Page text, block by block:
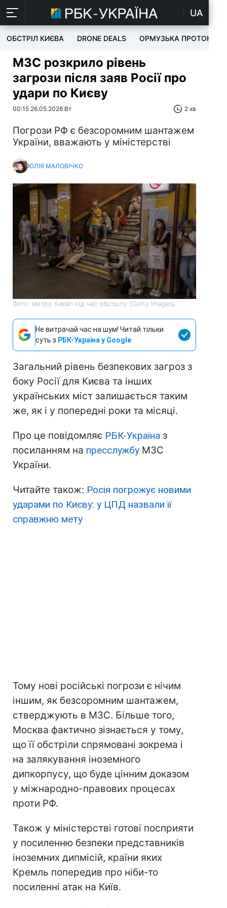
UA
ОБСТРІЛ КИЄВА DRONE DEALS ОРМУЗЬКА ПРОТОКА
МЗС розкрило рівень
загрози після заяв Росії про
удари по Києву
00:15 26.05.2026 Вт 2 хв
Погрози РФ є безсоромним шантажем
України, вважають у міністерстві
ЮЛІЯ МАЛОВІЧКО
Фото: метро Києвп під час обстрілу (Getty Images)
Не витрачай час на шум! Читай тільки
суть з РБК-Україна у Google
Загальний рівень безпекових загроз з
боку Росії для Києва та інших
українських міст залишається таким
же, як і у попередні роки та місяці.
Про це повідомляє РБК-Україна з
посиланням на пресслужбу МЗС
України.
Читайте також: Росія погрожує новими
ударами по Києву: у ЦПД назвали її
справжню мету
Тому нові російські погрози є нічим
іншим, як безсоромним шантажем,
стверджують в МЗС. Більше того,
Москва фактично зізнається у тому,
що її обстріли спрямовані зокрема і
на залякування іноземного
дипкорпусу, що буде цінним доказом
у міжнародно-правових процесах
проти РФ.
Також у міністерстві готові посприяти
у посиленню безпеки представників
іноземних дипмісій, країни яких
Кремль попередив про ніби-то
посиленні атак на Київ.